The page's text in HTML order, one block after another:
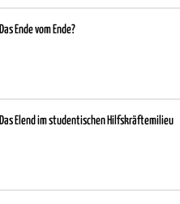
Das Ende vom Ende?
Das Elend im studentischen Hilfskräftemilieu